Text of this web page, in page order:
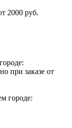
2000 руб.
при заказе от
городе: